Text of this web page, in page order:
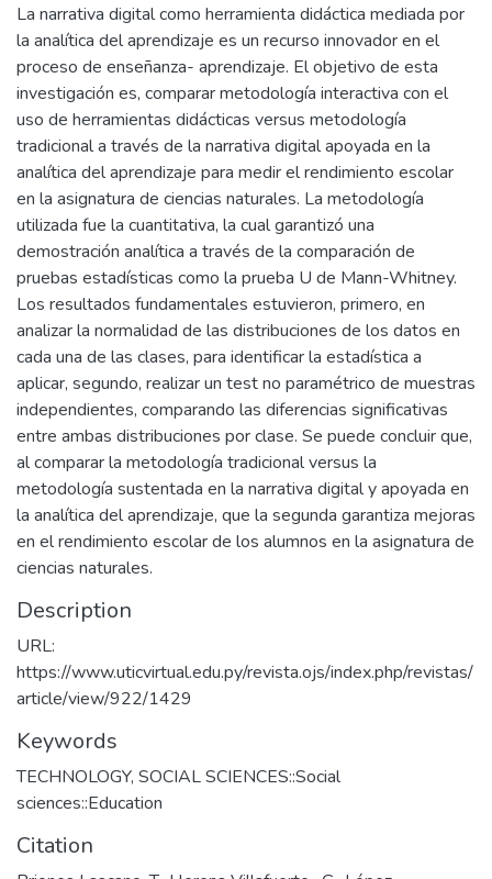
La narrativa digital como herramienta didáctica mediada por
la analítica del aprendizaje es un recurso innovador en el
proceso de enseñanza- aprendizaje. El objetivo de esta
investigación es, comparar metodología interactiva con el
uso de herramientas didácticas versus metodología
tradicional a través de la narrativa digital apoyada en la
analítica del aprendizaje para medir el rendimiento escolar
en la asignatura de ciencias naturales. La metodología
utilizada fue la cuantitativa, la cual garantizó una
demostración analítica a través de la comparación de
pruebas estadísticas como la prueba U de Mann-Whitney.
Los resultados fundamentales estuvieron, primero, en
analizar la normalidad de las distribuciones de los datos en
cada una de las clases, para identificar la estadística a
aplicar, segundo, realizar un test no paramétrico de muestras
independientes, comparando las diferencias significativas
entre ambas distribuciones por clase. Se puede concluir que,
al comparar la metodología tradicional versus la
metodología sustentada en la narrativa digital y apoyada en
la analítica del aprendizaje, que la segunda garantiza mejoras
en el rendimiento escolar de los alumnos en la asignatura de
ciencias naturales.
Description
URL:
https://www.uticvirtual.edu.py/revista.ojs/index.php/revistas/
article/view/922/1429
Keywords
TECHNOLOGY, SOCIAL SCIENCES::Social
sciences::Education
Citation